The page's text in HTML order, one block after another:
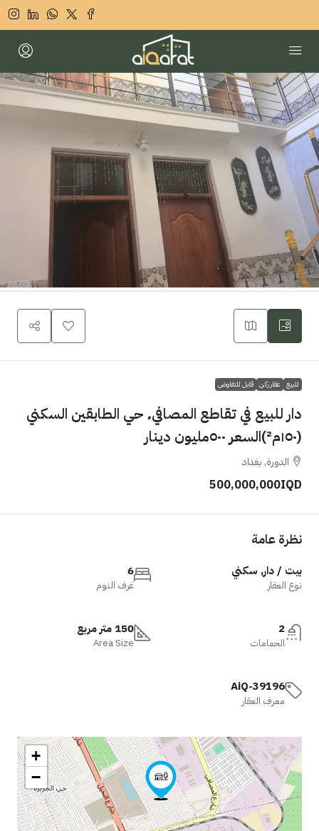
للبيع عقار ركن قابل للتفاوض
دار للبيع في تقاطع المصافي٬ حي الطابقين السكني
(١٥٠م²)السعر ٥٠٠مليون دينار
الدورة, بغداد
500,000,000IQD
نظرة عامة
بيت / دار, سكني
نوع العقار
6
غرف النوم
2
الحمامات
150 متر مربع
Area Size
AiQ-39196
معرف العقار
+
−